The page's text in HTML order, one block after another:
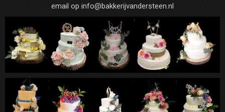
email op info@bakkerijvandersteen.nl